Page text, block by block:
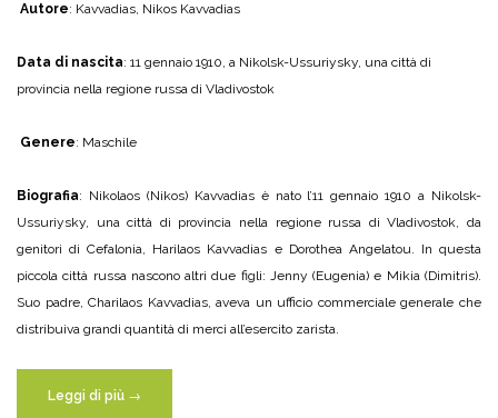
Autore: Kavvadias, Nikos Kavvadias
Data di nascita: 11 gennaio 1910, a Nikolsk-Ussuriysky, una città di
provincia nella regione russa di Vladivostok
Genere: Maschile
Biografia: Nikolaos (Nikos) Kavvadias è nato l’11 gennaio 1910 a Nikolsk-
Ussuriysky, una città di provincia nella regione russa di Vladivostok, da
genitori di Cefalonia, Harilaos Kavvadias e Dorothea Angelatou. In questa
piccola città russa nascono altri due figli: Jenny (Eugenia) e Mikia (Dimitris).
Suo padre, Charilaos Kavvadias, aveva un ufficio commerciale generale che
distribuiva grandi quantità di merci all’esercito zarista.
Leggi di più →